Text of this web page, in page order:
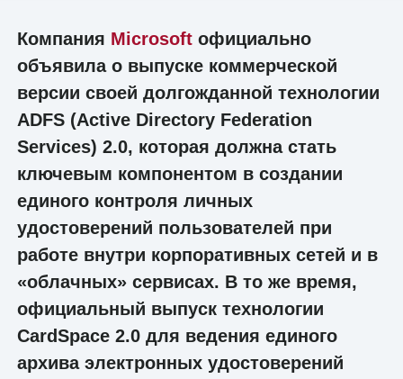
Компания Microsoftофициально
объявила о выпуске коммерческой
версии своей долгожданной технологии
ADFS (Active Directory Federation
Services) 2.0, которая должна стать
ключевым компонентом в создании
единого контроля личных
удостоверений пользователей при
работе внутри корпоративных сетей и в
«облачных» сервисах. В то же время,
официальный выпуск технологии
CardSpace 2.0 для ведения единого
архива электронных удостоверений